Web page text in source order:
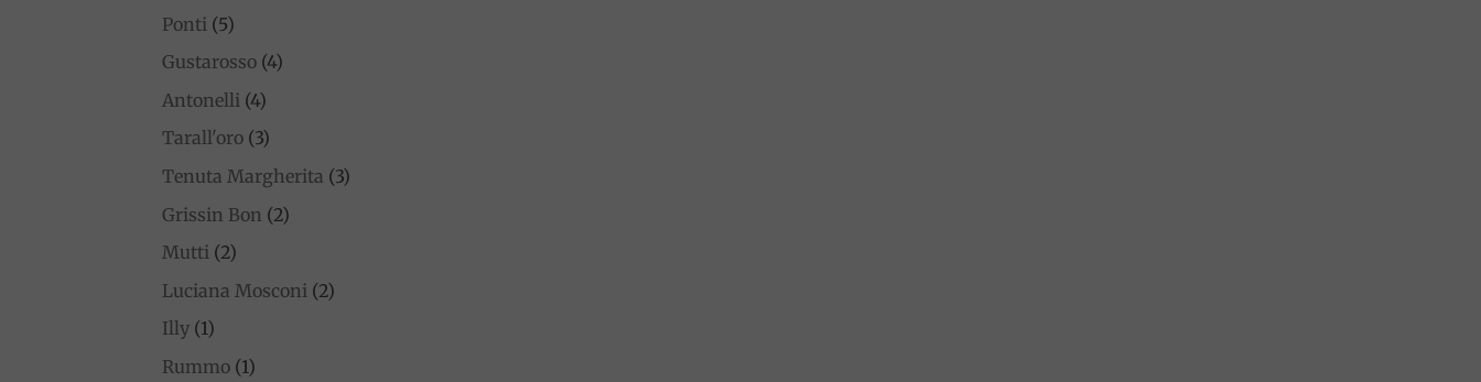
Ponti (5)
Gustarosso (4)
Antonelli (4)
Tarall'oro (3)
Tenuta Margherita (3)
Grissin Bon (2)
Mutti (2)
Luciana Mosconi (2)
Illy (1)
Rummo (1)